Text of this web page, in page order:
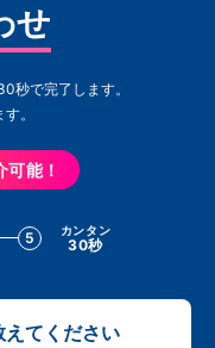
せ
秒で完了します。
。
能！
5 カンタン
30秒
てください